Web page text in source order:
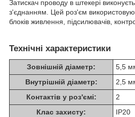
Затискач проводу в штекері
з'єднанням. Цей роз'єм
блоків живлення, підсилювачів,
Технічні характеристики
Зовнішній діаметр:
5,5
Внутрішній діаметр:
2,5
Контактів у роз'ємі:
2
Клас захисту:
IP20